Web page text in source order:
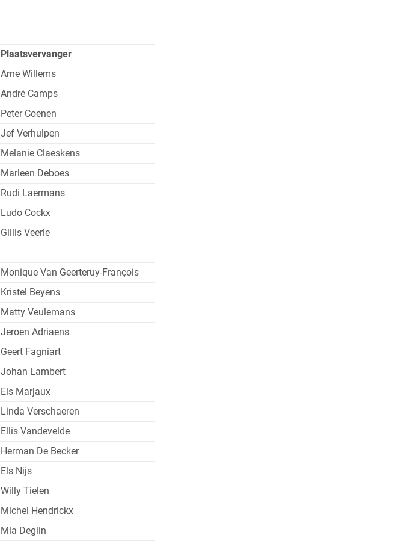
Plaatsvervanger
Arne Willems
André Camps
Peter Coenen
Jef Verhulpen
Melanie Claeskens
Marleen Deboes
Rudi Laermans
Ludo Cockx
Gillis Veerle
Monique Van Geerteruy-François
Kristel Beyens
Matty Veulemans
Jeroen Adriaens
Geert Fagniart
Johan Lambert
Els Marjaux
Linda Verschaeren
Ellis Vandevelde
Herman De Becker
Els Nijs
Willy Tielen
Michel Hendrickx
Mia Deglin